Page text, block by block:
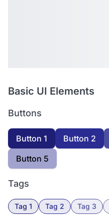
Basic UI Elements
Buttons
Button 1 Button 2
Button 5
Tags
Tag 1 Tag 2 Tag 3